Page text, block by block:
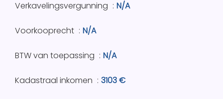
Verkavelingsvergunning N/A
Voorkooprecht N/A
BTW van toepassing N/A
Kadastraal inkomen 3103 €